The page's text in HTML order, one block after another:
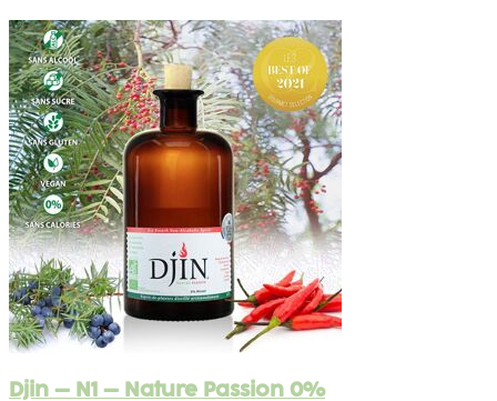
Djin – N1 – Nature Passion 0%